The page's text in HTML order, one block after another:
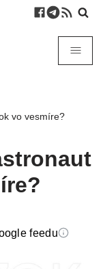
vo vesmíre?
feedu